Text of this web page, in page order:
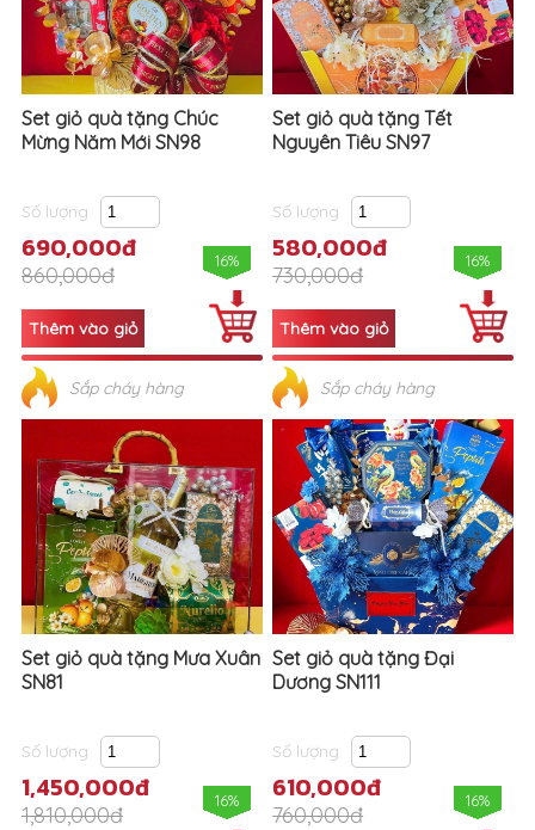
Set giỏ quà tặng Chúc
Mừng Năm Mới SN98
Số lượng
690,000đ
860,000đ
16%
Sắp cháy hàng
Set giỏ quà tặng Tết
Nguyên Tiêu SN97
Số lượng
580,000đ
730,000đ
16%
Sắp cháy hàng
Set giỏ quà tặng Mưa Xuân
SN81
Số lượng
1,450,000đ
1,810,000đ
16%
Set giỏ quà tặng Đại
Dương SN111
Số lượng
610,000đ
760,000đ
16%